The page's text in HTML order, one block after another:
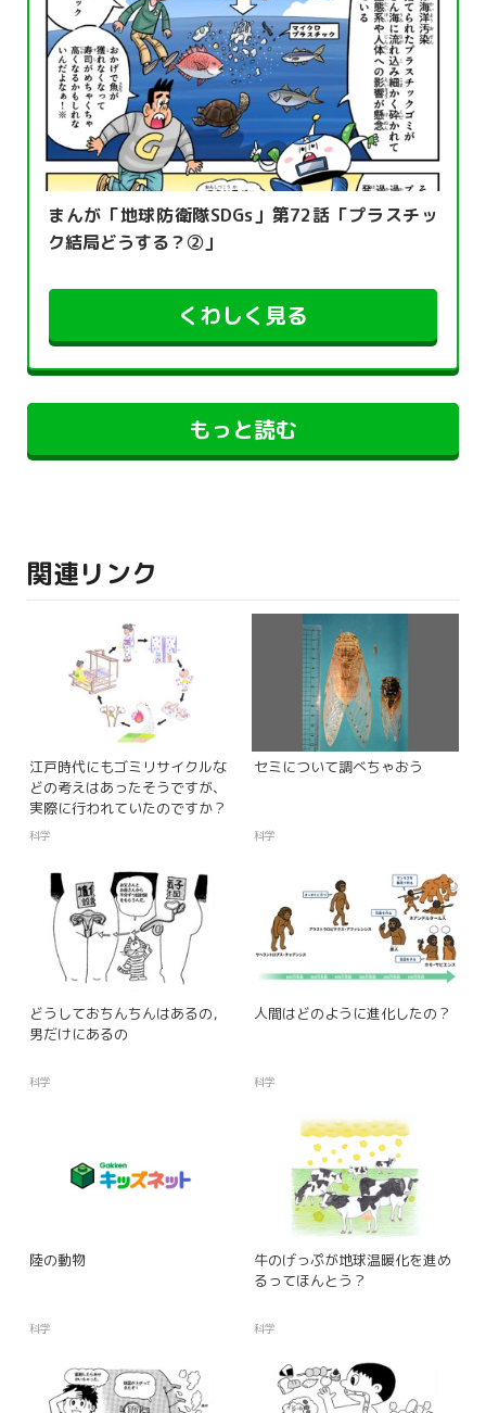
まんが「地球防衛隊SDGs」第72話「プラスチッ
ク結局どうする？②」
くわしく見る
もっと読む
関連リンク
江戸時代にもゴミリサイクルな
どの考えはあったそうですが、
実際に行われていたのですか？
科学
セミについて調べちゃおう
科学
どうしておちんちんはあるの，
男だけにあるの
科学
人間はどのように進化したの？
科学
陸の動物
科学
牛のげっぷが地球温暖化を進め
るってほんとう？
科学